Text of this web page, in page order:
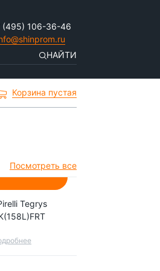
(495) 106-36-46
НАЙТИ
Корзина пустая
Посмотреть все
Tegrys